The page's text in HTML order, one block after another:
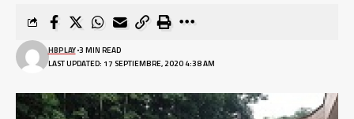
LAST UPDATED: 17 SEPTIEMBRE, 2020 4:38 AM
HBPLAY 3 MIN READ